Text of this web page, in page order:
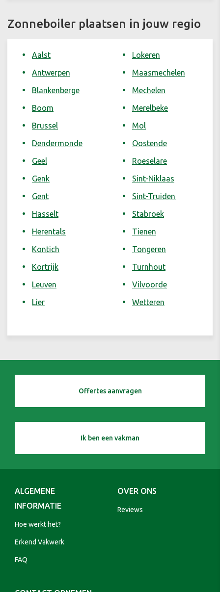
Zonneboiler plaatsen in jouw regio
Aalst
Antwerpen
Blankenberge
Boom
Brussel
Dendermonde
Geel
Genk
Gent
Hasselt
Herentals
Kontich
Kortrijk
Leuven
Lier
Lokeren
Maasmechelen
Mechelen
Merelbeke
Mol
Oostende
Roeselare
Sint-Niklaas
Sint-Truiden
Stabroek
Tienen
Tongeren
Turnhout
Vilvoorde
Wetteren
Offertes aanvragen
Ik ben een vakman
ALGEMENE
INFORMATIE
Hoe werkt het?
Erkend Vakwerk
FAQ
OVER ONS
Reviews